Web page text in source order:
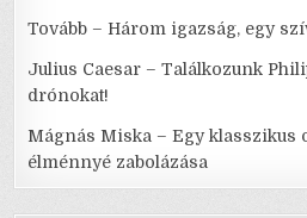
Tovább – Három igazság, egy
Julius Caesar – Találkozunk
drónokat!
Mágnás Miska – Egy klasszikus
élménnyé zabolázása